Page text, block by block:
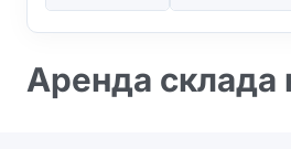
Аренда склада